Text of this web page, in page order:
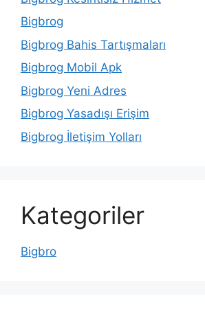
Bigbrog
Bigbrog Bahis Tartışmaları
Bigbrog Mobil Apk
Bigbrog Yeni Adres
Bigbrog Yasadışı Erişim
Bigbrog İletişim Yolları
Kategoriler
Bigbro